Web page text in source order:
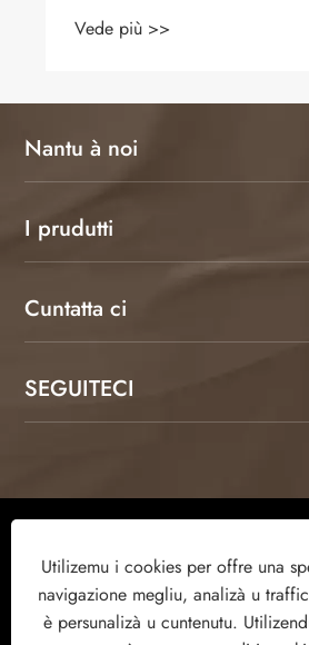
Vede più >>
Nantu à noi
I prudutti
Cuntatta ci
SEGUITECI
Technology Co., Ltd. Tutti i diritti
Utilizemu i cookies per offre una
navigazione megliu, analizà u
è ​​persunalizà u cuntenutu.